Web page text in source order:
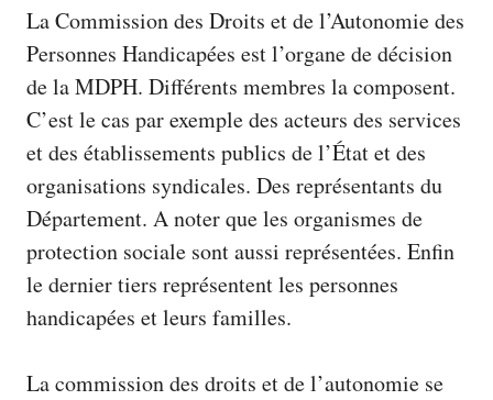
LaCommission des Droits et de l’Autonomie des
Personnes Handicapées est l’organe de décision
de la MDPH. Différents membres la composent.
C’est le cas par exemple des acteurs des services
et des établissements publics de l’État et des
organisations syndicales. Des représentants du
Département. A noter que les organismes de
protection sociale sont aussi représentées. Enfin
le dernier tiers représentent les personnes
handicapées et leurs familles.
La commission des droits et de l’autonomie se